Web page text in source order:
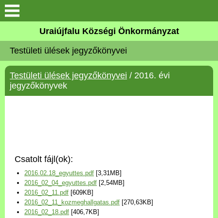
Köszöntő
Elérhetőségek
Uraiújfalu
Választási információk
Versenyképes Járások
Program
Uraiújfalu Községi Önkormányzat
Testületi ülések jegyzőkönyvei
Testületi ülések jegyzőkönyvei / 2016. évi
jegyzőkönyvek
Csatolt fájl(ok):
2016.02.18_egyuttes.pdf [3,31MB]
2016_02_04_egyuttes.pdf [2,54MB]
2016_02_11.pdf [609KB]
2016_02_11_kozmeghallgatas.pdf [270,63KB]
2016_02_18.pdf [406,7KB]